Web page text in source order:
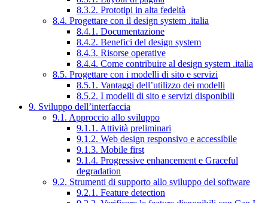
8.3.2. Prototipi in alta fedeltà
8.4. Progettare con il design system .italia
8.4.1. Documentazione
8.4.2. Benefici del design system
8.4.3. Risorse operative
8.4.4. Come contribuire al design system .italia
8.5. Progettare con i modelli di sito e servizi
8.5.1. Vantaggi dell’utilizzo dei modelli
8.5.2. I modelli di sito e servizi disponibili
9. Sviluppo dell’interfaccia
9.1. Approccio allo sviluppo
9.1.1. Attività preliminari
9.1.2. Web design responsivo e accessibile
9.1.3. Mobile first
9.1.4. Progressive enhancement e Graceful
degradation
9.2. Strumenti di supporto allo sviluppo del software
9.2.1. Feature detection